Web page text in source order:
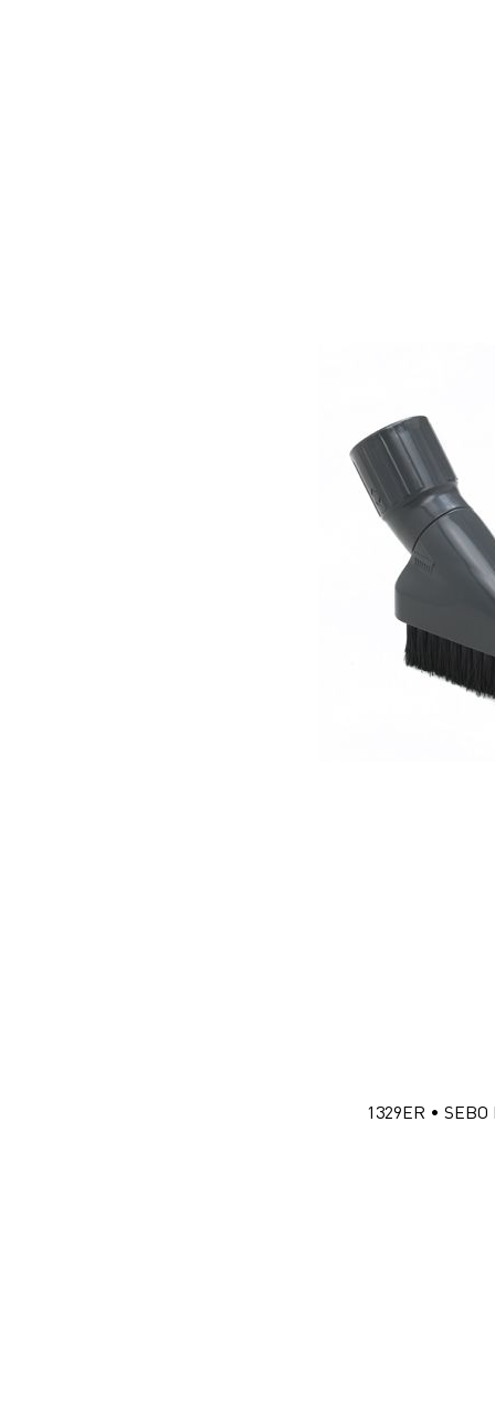
1329ER •